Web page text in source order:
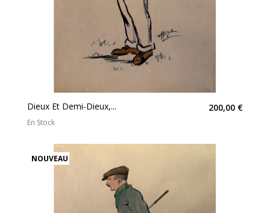
Dieux Et Demi-Dieux,... 200,00 €
En Stock
NOUVEAU